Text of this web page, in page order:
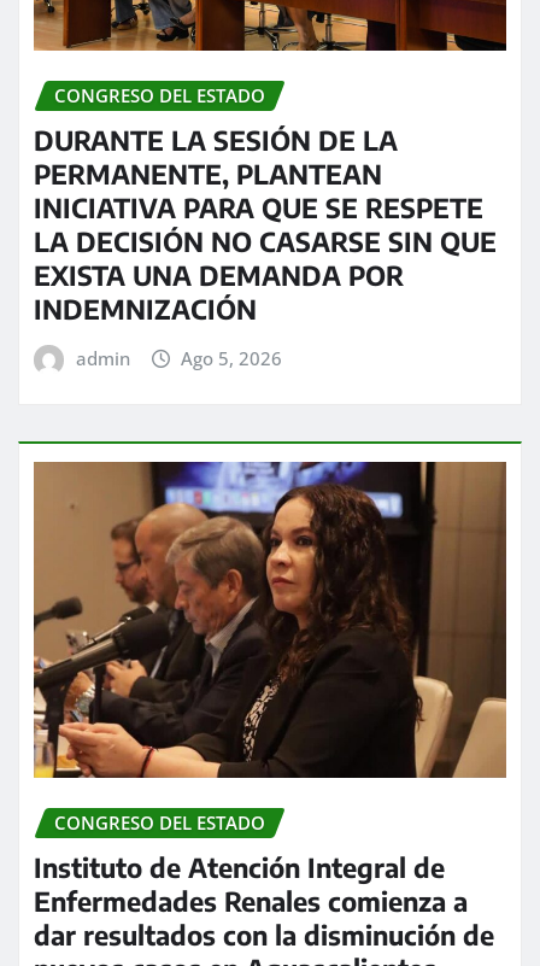
CONGRESO DEL ESTADO
DURANTE LA SESIÓN DE LA
PERMANENTE, PLANTEAN
INICIATIVA PARA QUE SE RESPETE
LA DECISIÓN NO CASARSE SIN QUE
EXISTA UNA DEMANDA POR
INDEMNIZACIÓN
admin Ago 5, 2026
CONGRESO DEL ESTADO
Instituto de Atención Integral de
Enfermedades Renales comienza a
dar resultados con la disminución de